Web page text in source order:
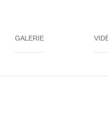
GALERIE